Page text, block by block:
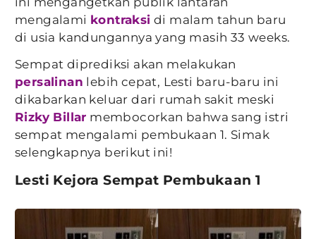
mengalami kontraksi di malam tahun baru
di usia kandungannya yang masih 33 weeks.
Sempat diprediksi akan melakukan
persalinan lebih cepat, Lesti baru-baru ini
dikabarkan keluar dari rumah sakit meski
Rizky Billar membocorkan bahwa sang istri
sempat mengalami pembukaan 1. Simak
selengkapnya berikut ini!
Lesti Kejora Sempat Pembukaan 1